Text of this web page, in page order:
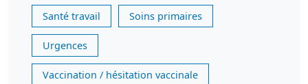
Santé travail Soins primaires
Urgences
Vaccination / hésitation vaccinale